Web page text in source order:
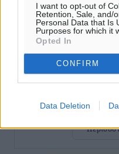
I want to opt-out of
Retention, Sale, and/
Personal Data that Is
Purposes for which it
Opted In
CONFIRM
Data Deletion
Πρωτεύουσα
Τοπικές Ειδήσεις• πριν 39
Σύμη: Στον 8ο
Τοπικές Ειδήσεις• πριν 41
την Ελλάδα